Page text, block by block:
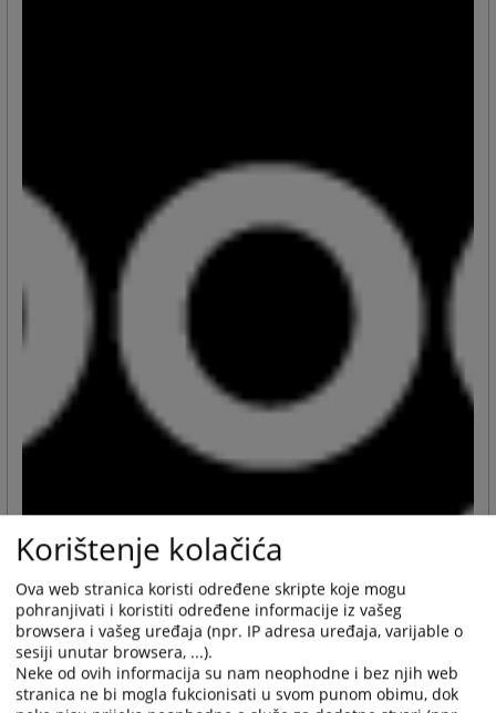
Korištenje kolačića
Ova web stranica koristi određene skripte koje mogu
pohranjivati i koristiti određene informacije iz vašeg
browsera i vašeg uređaja (npr. IP adresa uređaja, varijable o
sesiji unutar browsera, ...).
Neke od ovih informacija su nam neophodne i bez njih web
stranica ne bi mogla fukcionisati u svom punom obimu, dok